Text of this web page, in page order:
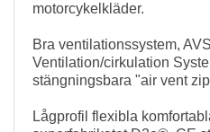
motorcykelkläder.
Bra ventilationssystem,
Ventilation/cirkulation
stängningsbara "air vent
Lågprofil flexibla